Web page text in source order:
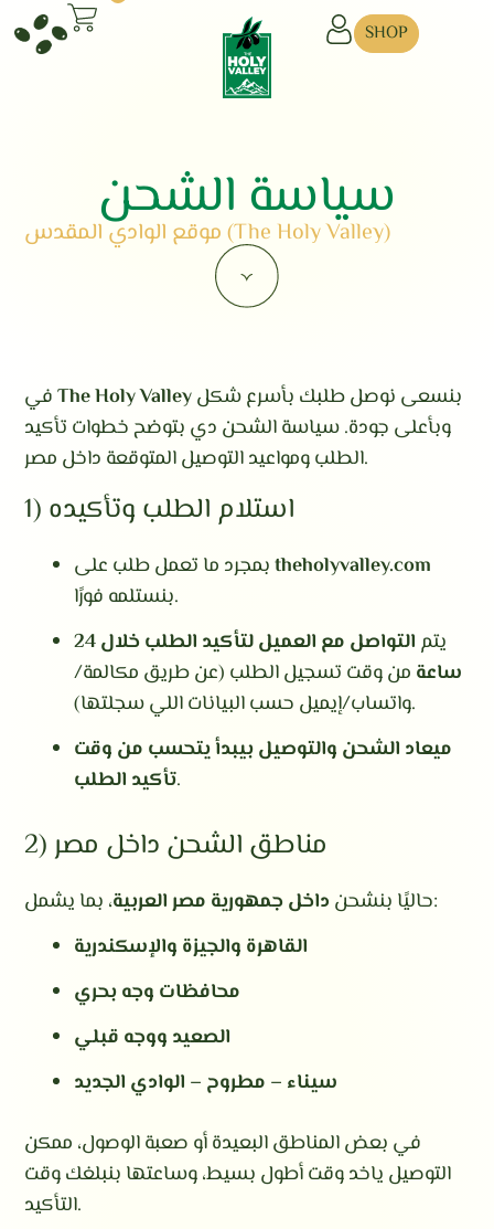
SHOP
سياسة الشحن
موقع الوادي المقدس (The Holy Valley)
فيThe Holy Valley
وبأعلى جودة. سياسة الشحن دي بتوضح خطوات تأكيد
الطلب ومواعيد التوصيل المتوقعة داخل مصر.
1) استلام الطلب وتأكيده
بمجرد ما تعمل طلب علىtheholyvalley.com
بنستلمه فورًا.
يتم
التواصل مع العميل لتأكيد الطلب خلال 24
ساعة من وقت تسجيل الطلب (عن طريق مكالمة/
واتساب/إيميل حسب البيانات اللي سجلتها).
ميعاد الشحن والتوصيل بيبدأ يتحسب من وقت
تأكيد الطلب.
2) مناطق الشحن داخل مصر
حاليًا بنشحن داخل جمهورية مصر العربية
، بما يشمل:
القاهرة والجيزة والإسكندرية
محافظات وجه بحري
الصعيد ووجه قبلي
سيناء – مطروح – الوادي الجديد
في بعض المناطق البعيدة أو صعبة الوصول، ممكن
التوصيل ياخد وقت أطول بسيط، وساعتها بنبلغك وقت
التأكيد.